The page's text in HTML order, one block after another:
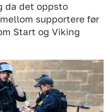
da det oppsto
supportere før
Start og Viking